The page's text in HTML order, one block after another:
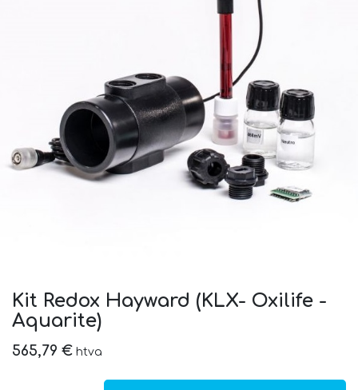
Kit Redox Hayward (KLX- Oxilife -
Aquarite)
565,79 € htva